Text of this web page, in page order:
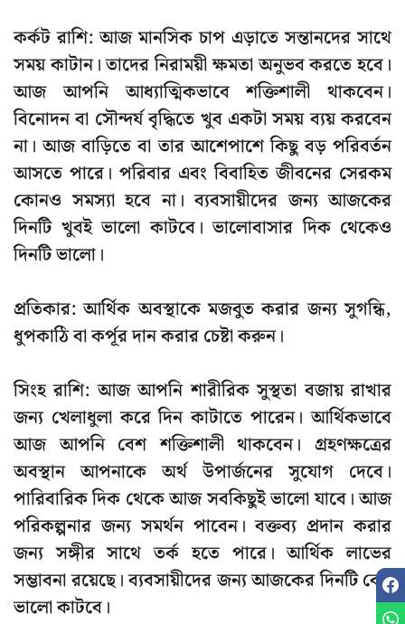
কর্কট রাশি: আজ মানসিক চাপ এড়াতে সন্তানদের সাথে
সময় কাটান। তাদের নিরাময়ী ক্ষমতা অনুভব করতে হবে।
আজ আপনি আধ্যাত্মিকভাবে শক্তিশালী থাকবেন।
বিনোদন বা সৌন্দর্য বৃদ্ধিতে খুব একটা সময় ব্যয় করবেন
না। আজ বাড়িতে বা তার আশেপাশে কিছু বড় পরিবর্তন
আসতে পারে। পরিবার এবং বিবাহিত জীবনের সেরকম
কোনও সমস্যা হবে না। ব্যবসায়ীদের জন্য আজকের
দিনটি খুবই ভালো কাটবে। ভালোবাসার দিক থেকেও
দিনটি ভালো।
প্রতিকার: আর্থিক অবস্থাকে মজবুত করার জন্য সুগন্ধি,
ধুপকাঠি বা কর্পূর দান করার চেষ্টা করুন।
সিংহ রাশি: আজ আপনি শারীরিক সুস্থতা বজায় রাখার
জন্য খেলাধুলা করে দিন কাটাতে পারেন। আর্থিকভাবে
আজ আপনি বেশ শক্তিশালী থাকবেন। গ্রহণক্ষত্রের
অবস্থান আপনাকে অর্থ উপার্জনের সুযোগ দেবে।
পারিবারিক দিক থেকে আজ সবকিছুই ভালো যাবে। আজ
পরিকল্পনার জন্য সমর্থন পাবেন। বক্তব্য প্রদান করার
জন্য সঙ্গীর সাথে তর্ক হতে পারে। আর্থিক লাভের
সম্ভাবনা রয়েছে। ব্যবসায়ীদের জন্য আজকের দিনটি বেশ
ভালো কাটবে।